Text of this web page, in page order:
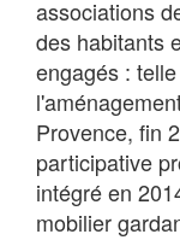
associations
des habitants
engagés :
Provence, fin
participative
intégré en
mobilier